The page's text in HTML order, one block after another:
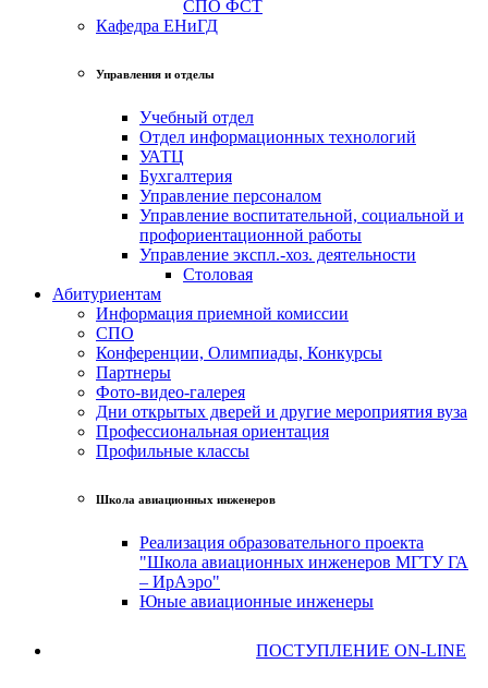
СПО ФСТ
Кафедра ЕНиГД
Управления и отделы
Учебный отдел
Отдел информационных технологий
УАТЦ
Бухгалтерия
Управление персоналом
Управление воспитательной, социальной и
профориентационной работы
Управление экспл.-хоз. деятельности
Столовая
Абитуриентам
Информация приемной комиссии
СПО
Конференции, Олимпиады, Конкурсы
Партнеры
Фото-видео-галерея
Дни открытых дверей и другие мероприятия вуза
Профессиональная ориентация
Профильные классы
Школа авиационных инженеров
Реализация образовательного проекта
"Школа авиационных инженеров МГТУ ГА
– ИрАэро"
Юные авиационные инженеры
ПОСТУПЛЕНИЕ ON-LINE